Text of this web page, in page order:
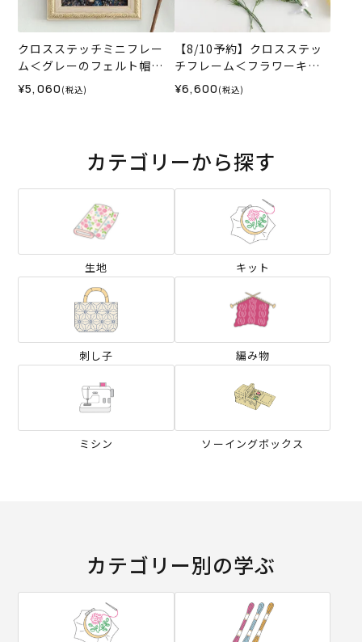
クロスステッチミニフレー
ム＜グレーのフェルト帽の
自画像＞
¥5,060 (税込)
【8/10予約】クロスステッ
チフレーム＜フラワーキャ
ット＞
¥6,600 (税込)
カテゴリーから探す
生地 キット
刺し子 編み物
ミシン ソーイングボックス
カテゴリー別の学ぶ